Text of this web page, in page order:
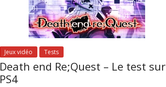
Jeux vidéo Tests
Death end Re;Quest – Le test sur
PS4